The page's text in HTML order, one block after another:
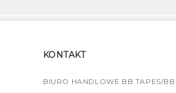
KONTAKT
BIURO HANDLOWE BB TAPES/BB